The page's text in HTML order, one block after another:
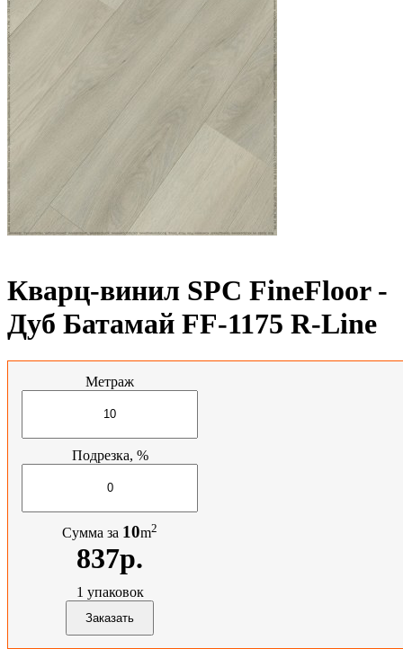
Кварц-винил SPC FineFloor -
Дуб Батамай FF-1175 R-Line
Метраж
Подрезка, %
Сумма за 10m2
837р.
1 упаковок